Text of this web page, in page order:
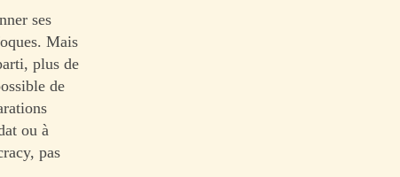
ses
Mais
plus de
de
ou à
pas